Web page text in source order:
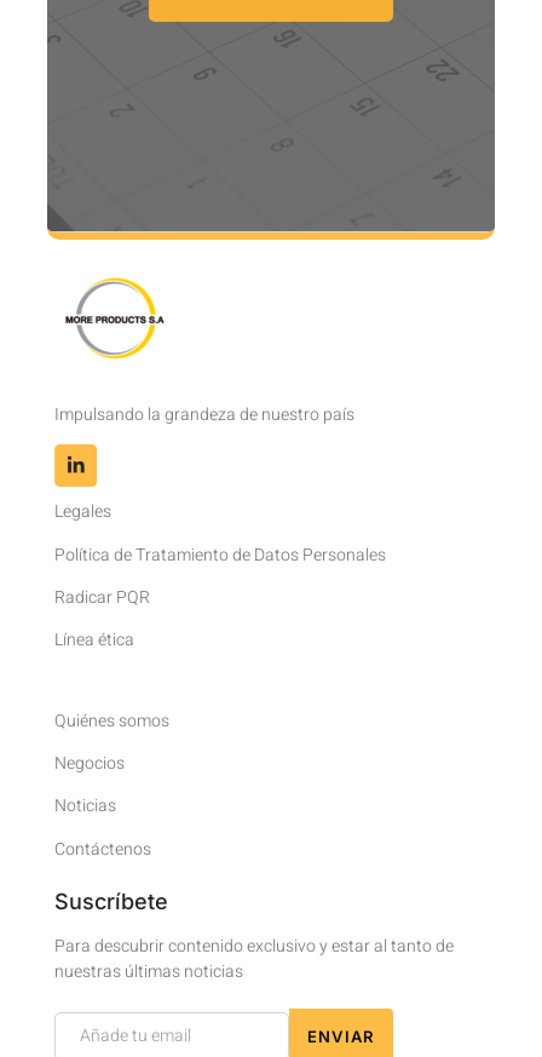
Impulsando la grandeza de nuestro país
Legales
Política de Tratamiento de Datos Personales
Radicar PQR
Línea ética
Quiénes somos
Negocios
Noticias
Contáctenos
Suscríbete
Para descubrir contenido exclusivo y estar al tanto de
nuestras últimas noticias
Newsletter
Footer
ENVIAR